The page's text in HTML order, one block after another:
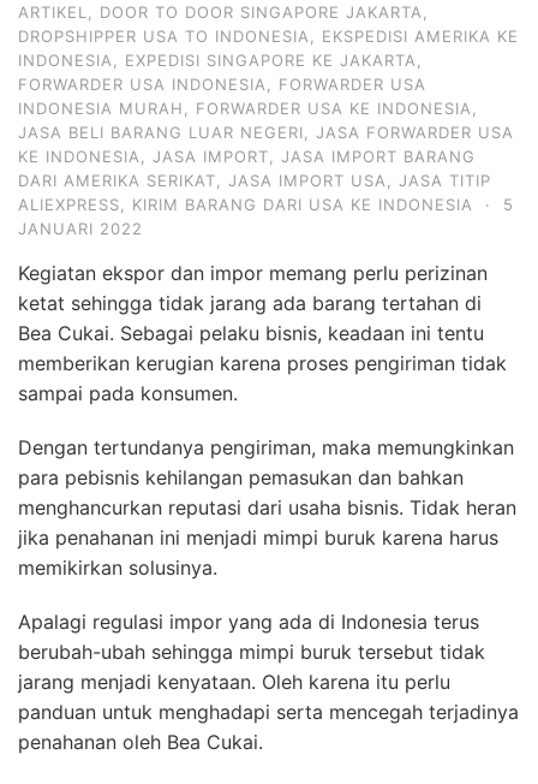
ARTIKEL DOOR TO DOOR SINGAPORE JAKARTA
DROPSHIPPER USA TO INDONESIA
EKSPEDISI AMERIKA KE
INDONESIA
EXPEDISI SINGAPORE KE JAKARTA
FORWARDER USA INDONESIA
FORWARDER USA
INDONESIA MURAH
FORWARDER USA KE INDONESIA
JASA BELI BARANG LUAR NEGERI
JASA FORWARDER USA
KE INDONESIA
JASA IMPORT
JASA IMPORT BARANG
DARI AMERIKA SERIKAT
JASA IMPORT USA
JASA TITIP
ALIEXPRESS
KIRIM BARANG DARI USA KE INDONESIA ·
5
JANUARI 2022
Kegiatan ekspor dan impor memang perlu perizinan
ketat sehingga tidak jarang ada barang tertahan di
Bea Cukai. Sebagai pelaku bisnis, keadaan ini tentu
memberikan kerugian karena proses pengiriman tidak
sampai pada konsumen.
Dengan tertundanya pengiriman, maka memungkinkan
para pebisnis kehilangan pemasukan dan bahkan
menghancurkan reputasi dari usaha bisnis. Tidak heran
jika penahanan ini menjadi mimpi buruk karena harus
memikirkan solusinya.
Apalagi regulasi impor yang ada di Indonesia terus
berubah-ubah sehingga mimpi buruk tersebut tidak
jarang menjadi kenyataan. Oleh karena itu perlu
panduan untuk menghadapi serta mencegah terjadinya
penahanan oleh Bea Cukai.